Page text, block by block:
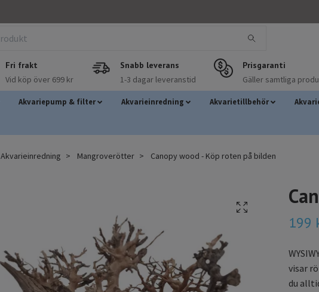
Fri frakt
Vid köp över 699 kr
Snabb leverans
1-3 dagar leveranstid
Prisgaranti
Gäller samtliga
Akvariepump & filter Akvarieinredning Akvarietillbehör
Akvarieinredning Mangroverötter Canopy wood - Köp roten på bilden
199
visar
du